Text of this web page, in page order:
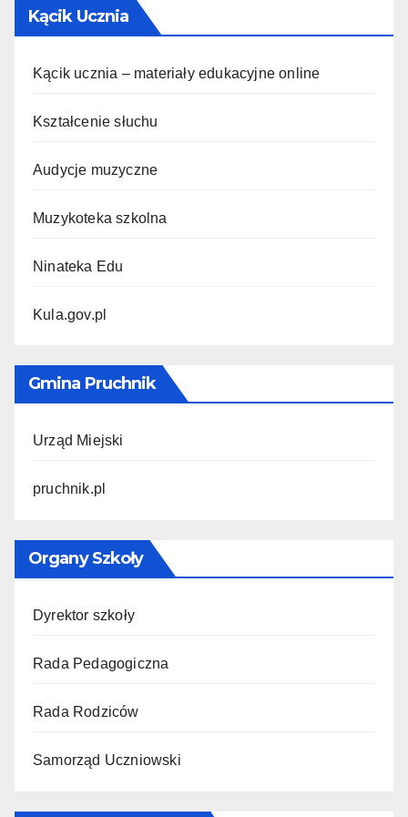
Kącik Ucznia
Kącik ucznia – materiały edukacyjne online
Kształcenie słuchu
Audycje muzyczne
Muzykoteka szkolna
Ninateka Edu
Kula.gov.pl
Gmina Pruchnik
Urząd Miejski
pruchnik.pl
Organy Szkoły
Dyrektor szkoły
Rada Pedagogiczna
Rada Rodziców
Samorząd Uczniowski